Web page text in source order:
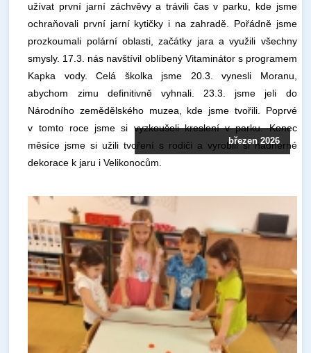
březen 2026
užívat první jarní záchvěvy a trávili čas v parku, kde jsme
ochraňovali první jarní kytičky i na zahradě. Pořádně jsme
prozkoumali polární oblasti, začátky jara a využili všechny
smysly. 17.3. nás navštívil oblíbený Vitaminátor s programem
Kapka vody. Celá školka jsme 20.3. vynesli Moranu,
abychom zimu definitivně vyhnali. 23.3. jsme jeli do
Národního zemědělského muzea, kde jsme tvořili. Poprvé
v tomto roce jsme si vyzkoušeli kreslení v parku. Konec
měsíce jsme si užili tvoření s rodiči a vyrobili si nádherné
dekorace k jaru i Velikonocům.